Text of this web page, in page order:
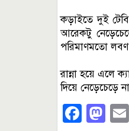
কড়াইতে দুই
আরেকটু
পরিমাণমতো লবণ
রান্না হয়ে এলে
দিয়ে নেড়েচেড়ে